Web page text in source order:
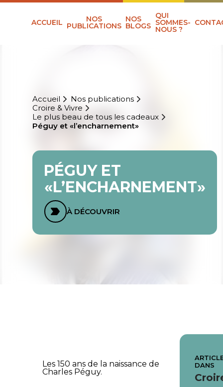
ACCUEIL NOS
PUBLICATIONS
NOS
BLOGS
QUI
SOMMES-
NOUS ?
Accueil
Nos publications
Croire & Vivre
Le plus beau de tous les cadeaux
Péguy et «l’encharnement»
PÉGUY ET
«L’ENCHARNEMENT»
À DÉCOUVRIR
Les 150 ans de la naissance de
Charles Péguy.
DANS